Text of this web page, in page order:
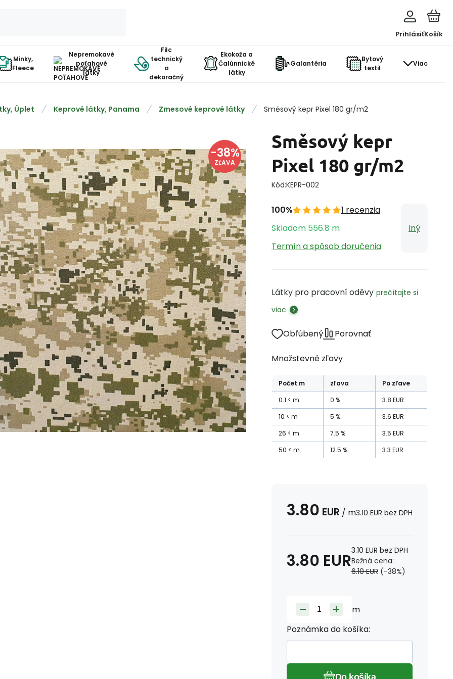
PrihlásiťKošík
Minky,
Fleece
Nepremokavé
poťahové
látky
Filc
technický
a
dekoračný
Ekokoža a
Čalúnnické
látky
Galantéria
Bytový
textil
Viac
Úplet Keprové látky, Panama Zmesové keprové látky Směsový kepr Pixel 180 gr/m2
-38%
ZĽAVA
Směsový kepr
Pixel 180 gr/m2
Kód:KEPR-002
100%
1 recenzia
Skladom 556.8 m
Termín a spôsob doručenia
Iný
Látky pro pracovní oděvy prečítajte si
viac
Obľúbený Porovnať
Množstevné zľavy
Počet m zľava
Po zľave
0.1
m 0 % 3.8 EUR
10
m 5 % 3.6 EUR
26
m 7.5 % 3.5 EUR
50
m 12.5 % 3.3 EUR
3.80 EUR / m3.10 EUR bez DPH
3.80 EUR3.10 EUR bez DPH
Bežná cena:
6.10 EUR (-38%)
m
Poznámka do košíka:
Do košíka